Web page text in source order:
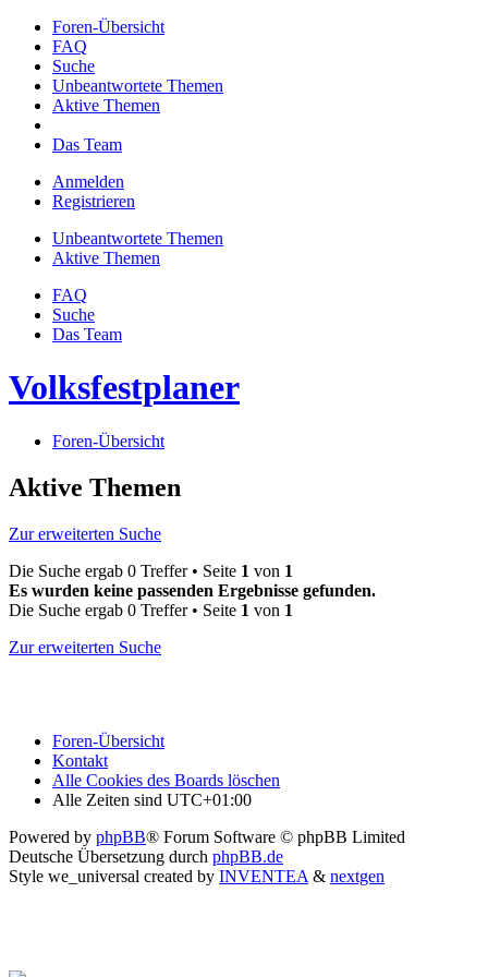
Foren-Übersicht
FAQ
Suche
Unbeantwortete Themen
Aktive Themen
Das Team
Anmelden
Registrieren
Unbeantwortete Themen
Aktive Themen
FAQ
Suche
Das Team
Volksfestplaner
Foren-Übersicht
Aktive Themen
Zur erweiterten Suche
Die Suche ergab 0 Treffer • Seite 1 von 1
Es wurden keine passenden Ergebnisse gefunden.
Die Suche ergab 0 Treffer • Seite 1 von 1
Zur erweiterten Suche
Foren-Übersicht
Kontakt
Alle Cookies des Boards löschen
Alle Zeiten sind UTC+01:00
Powered by phpBB® Forum Software © phpBB Limited
Deutsche Übersetzung durch phpBB.de
Style we_universal created by INVENTEA & nextgen